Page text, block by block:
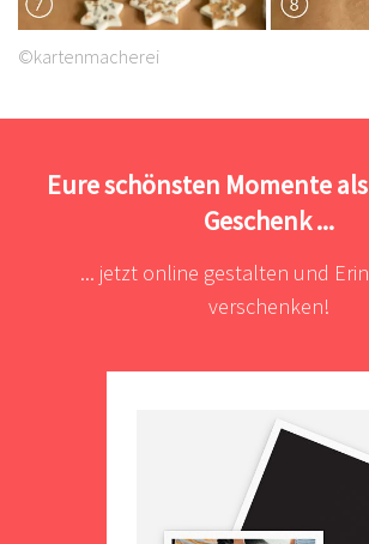
©kartenmacherei
Eure schönsten Momente
Geschenk ...
... jetzt online gestalten und
verschenken!